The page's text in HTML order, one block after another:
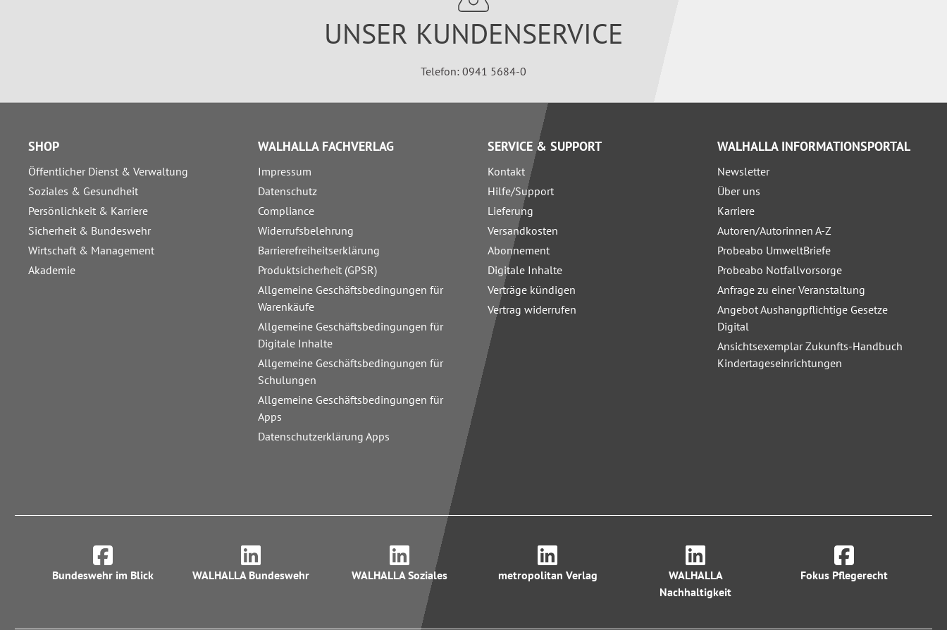
UNSER KUNDENSERVICE
Telefon: 0941 5684-0
SHOP
Öffentlicher Dienst & Verwaltung
Soziales & Gesundheit
Persönlichkeit & Karriere
Sicherheit & Bundeswehr
Wirtschaft & Management
Akademie
WALHALLA FACHVERLAG
Impressum
Datenschutz
Compliance
Widerrufsbelehrung
Barrierefreiheitserklärung
Produktsicherheit (GPSR)
Allgemeine Geschäftsbedingungen für
Warenkäufe
Allgemeine Geschäftsbedingungen für
Digitale Inhalte
Allgemeine Geschäftsbedingungen für
Schulungen
Allgemeine Geschäftsbedingungen für
Apps
Datenschutzerklärung Apps
SERVICE & SUPPORT
Kontakt
Hilfe/Support
Lieferung
Versandkosten
Abonnement
Digitale Inhalte
Verträge kündigen
Vertrag widerrufen
WALHALLA INFORMATIONSPORTAL
Newsletter
Über uns
Karriere
Autoren/Autorinnen A-Z
Probeabo UmweltBriefe
Probeabo Notfallvorsorge
Anfrage zu einer Veranstaltung
Angebot Aushangpflichtige Gesetze
Digital
Ansichtsexemplar Zukunfts-Handbuch
Kindertageseinrichtungen
Bundeswehr im Blick WALHALLA Bundeswehr WALHALLA Soziales metropolitan Verlag
WALHALLA
Nachhaltigkeit
Fokus Pflegerecht